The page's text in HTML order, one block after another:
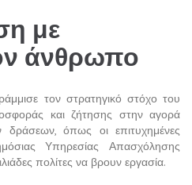
με
άνθρωπο
τον στρατηγικό στόχο του
και ζήτησης στην αγορά
δράσεων, όπως οι επιτυχημένες
Υπηρεσίας Απασχόλησης
πολίτες να βρουν εργασία.